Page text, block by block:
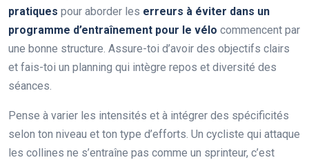
pratiques pour aborder les erreurs à éviter dans un
programme d’entraînement pour le vélo commencent par
une bonne structure. Assure-toi d’avoir des objectifs clairs
et fais-toi un planning qui intègre repos et diversité des
séances.
Pense à varier les intensités et à intégrer des spécificités
selon ton niveau et ton type d’efforts. Un cycliste qui attaque
les collines ne s’entraîne pas comme un sprinteur, c’est